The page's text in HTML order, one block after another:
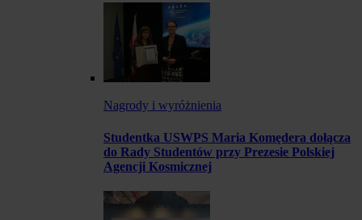
Nagrody i wyróżnienia
Studentka USWPS Maria Komędera dołącza
do Rady Studentów przy Prezesie Polskiej
Agencji Kosmicznej